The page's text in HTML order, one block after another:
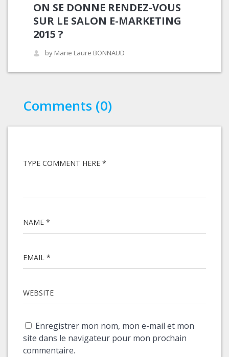
ON SE DONNE RENDEZ-VOUS
SUR LE SALON E-MARKETING
2015 ?
by Marie Laure BONNAUD
Comments (0)
TYPE COMMENT HERE *
NAME *
EMAIL *
WEBSITE
Enregistrer mon nom, mon e-mail et mon
site dans le navigateur pour mon prochain
commentaire.